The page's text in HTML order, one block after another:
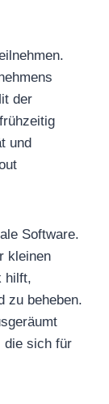
der
und
Software.
kleinen
hilft,
zu beheben.
die sich für